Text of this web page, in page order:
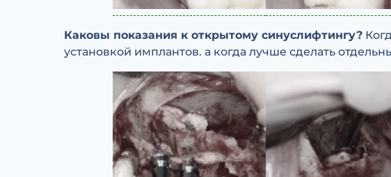
Каковы показания к открытому синуслифтингу?
установкой имплантов. а когда лучше сделать